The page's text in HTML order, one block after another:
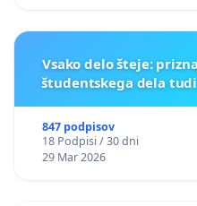
Vsako delo šteje:
študentskega dela
847 podpisov
18 Podpisi / 30 dni
29 Mar 2026